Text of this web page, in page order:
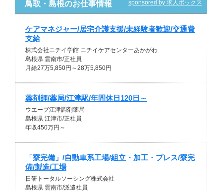
鳥取・島根のお仕事情報 sponsored by 求人ボックス
ケアマネジャー/居宅介護支援/未経験者歓迎/交通費
支給
株式会社ニチイ学館 ニチイケアセンターあかがわ
島根県 雲南市/正社員
月給27万5,850円～28万5,850円
薬剤師/薬局/江津駅/年間休日120日～
ウエーブ江津調剤薬局
島根県 江津市/正社員
年収450万円～
「寮完備」/自動車系工場/組立・加工・プレス/寮完
備/製造/工場
日研トータルソーシング株式会社
島根県 雲南市/派遣社員